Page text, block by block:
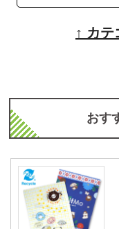
↑ カテ
おす